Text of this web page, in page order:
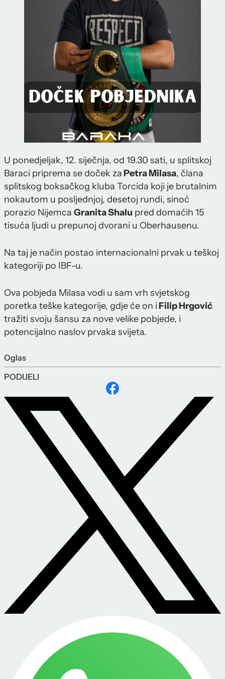
U ponedjeljak, 12. siječnja, od 19.30 sati, u splitskoj
Baraci priprema se doček za Petra Milasa, člana
splitskog boksačkog kluba Torcida koji je brutalnim
nokautom u posljednjoj, desetoj rundi, sinoć
porazio Nijemca Granita Shalu pred domaćih 15
tisuća ljudi u prepunoj dvorani u Oberhausenu.
Na taj je način postao internacionalni prvak u teškoj
kategoriji po IBF-u.
Ova pobjeda Milasa vodi u sam vrh svjetskog
poretka teške kategorije, gdje će on i Filip Hrgović
tražiti svoju šansu za nove velike pobjede, i
potencijalno naslov prvaka svijeta.
Oglas
PODIJELI